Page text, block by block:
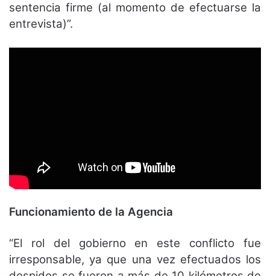
sentencia firme (al momento de efectuarse la
entrevista)”.
Funcionamiento de la Agencia
“El rol del gobierno en este conflicto fue
irresponsable, ya que una vez efectuados los